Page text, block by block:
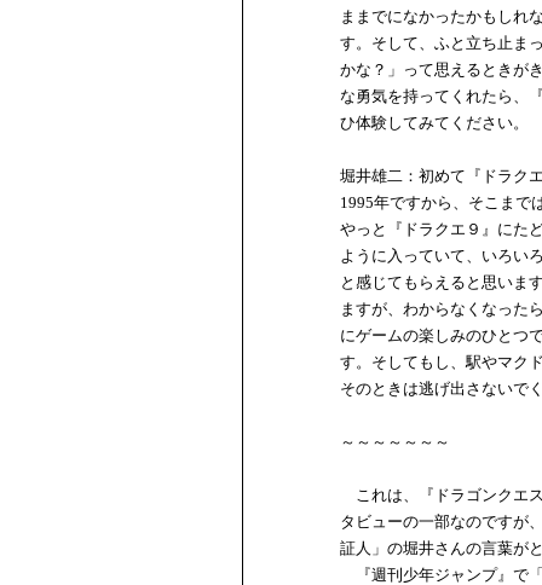
ままでになかったかもしれ
す。そして、ふと立ち止ま
かな？」って思えるときが
な勇気を持ってくれたら、
ひ体験してみてください。
堀井雄二：初めて『ドラク
1995年ですから、そこま
やっと『ドラクエ９』にた
ように入っていて、いろい
と感じてもらえると思いま
ますが、わからなくなった
にゲームの楽しみのひとつ
す。そしてもし、駅やマク
そのときは逃げ出さないで
～～～～～～～
これは、『ドラゴンクエ
タビューの一部なのですが
証人」の堀井さんの言葉が
『週刊少年ジャンプ』で